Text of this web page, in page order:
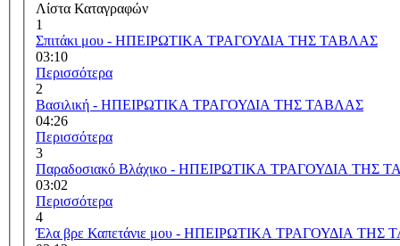
Λίστα Καταγραφών
1
Σπιτάκι μου - ΗΠΕΙΡΩΤΙΚΑ ΤΡΑΓΟΥΔΙΑ ΤΗΣ ΤΑΒΛΑΣ
03:10
Περισσότερα
2
Βασιλική - ΗΠΕΙΡΩΤΙΚΑ ΤΡΑΓΟΥΔΙΑ ΤΗΣ ΤΑΒΛΑΣ
04:26
Περισσότερα
3
Παραδοσιακό Βλάχικο - ΗΠΕΙΡΩΤΙΚΑ ΤΡΑΓΟΥΔΙΑ ΤΗΣ
03:02
Περισσότερα
4
Έλα βρε Καπετάνιε μου - ΗΠΕΙΡΩΤΙΚΑ ΤΡΑΓΟΥΔΙΑ ΤΗΣ